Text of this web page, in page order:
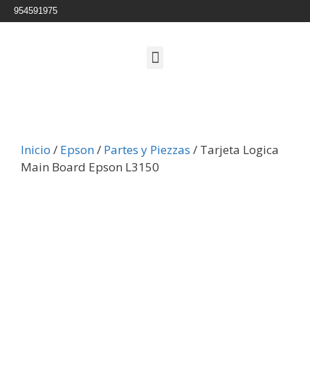
954591975
Inicio / Epson/ Partes y Piezzas / Tarjeta Logica
Main Board Epson L3150